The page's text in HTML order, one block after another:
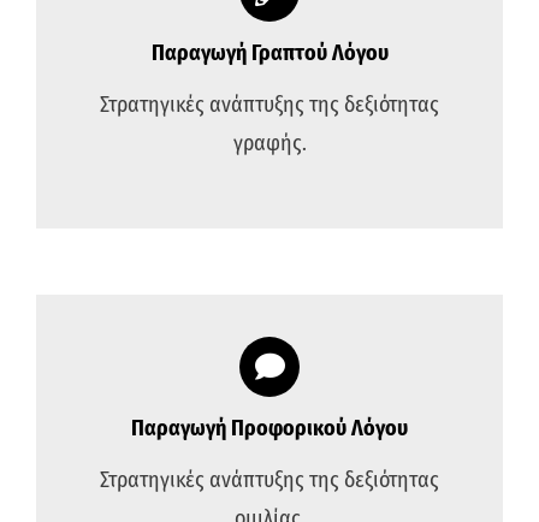
Παραγωγή Γραπτού Λόγου
Στρατηγικές ανάπτυξης της δεξιότητας
γραφής.
Παραγωγή Προφορικού Λόγου
Στρατηγικές ανάπτυξης της δεξιότητας